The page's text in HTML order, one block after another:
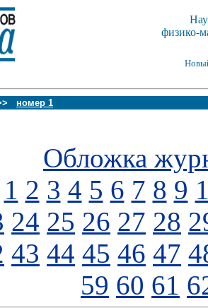
физико-
номер 1
Обложка
1 2 3 4 5 6 7 8 9
24 25 26 27 28
43 44 45 46 47
59 60 61